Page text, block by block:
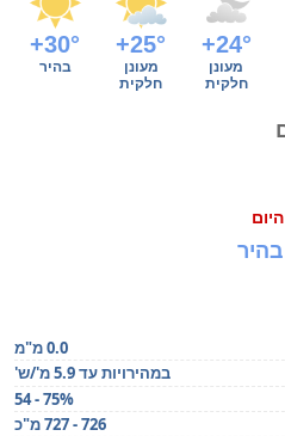
+24°
+25°
+30°
מעונן
חלקית
מעונן
חלקית
בהיר
היום
בהיר
0.0 מ"מ
במהירויות עד 5.9 מ'/ש'
54 - 75%
726 - 727 מ"כ